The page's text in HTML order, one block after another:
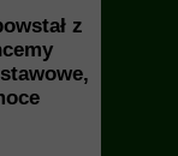
z